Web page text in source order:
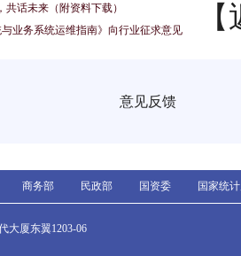
话未来（附资料下载）
与业务系统运维指南》向行业征求意见
意见反馈
商务部 民政部 国资委 国家统
大厦东翼1203-06